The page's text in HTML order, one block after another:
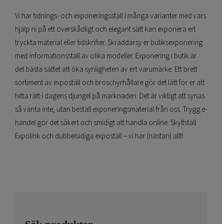
Vi har tidnings- och exponeringsställ i många varianter med vars
hjälp ni på ett överskådligt och elegant sätt kan exponera ert
tryckta material eller tidskrifter. Skräddarsy er butiksexponering
med informationsställ av olika modeller. Exponering i butik är
det bästa sättet att öka synligheten av ert varumärke. Ett brett
sortiment av expoställ och broschyrhållare gör det lätt för er att
hitta rätt i dagens djungel på marknaden. Det är viktigt att synas
så vänta inte, utan beställ exponeringsmaterial från oss. Trygg e-
handel gör det säkert och smidigt att handla online. Skyltställ
Expolink och dubbelsidiga expoställ – vi har (nästan) allt!